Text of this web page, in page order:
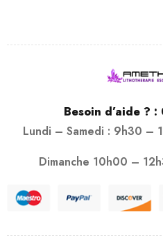
Besoin d’aide ? :
Lundi – Samedi : 9h30
Dimanche 10h00 –